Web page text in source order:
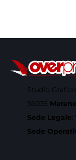
Studio
36035
Sede Legale:
Sede